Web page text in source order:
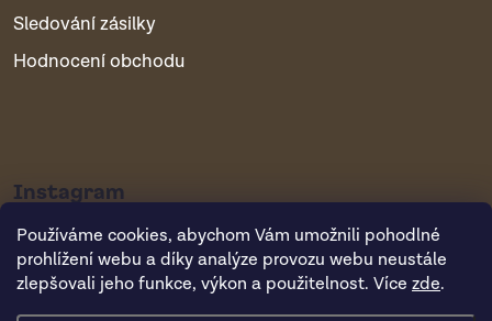
Používáme cookies, abychom Vám umožnili pohodlné
prohlížení webu a díky analýze provozu webu neustále
zlepšovali jeho funkce, výkon a použitelnost. Více zde.
Sledování zásilky
Hodnocení obchodu
Instagram